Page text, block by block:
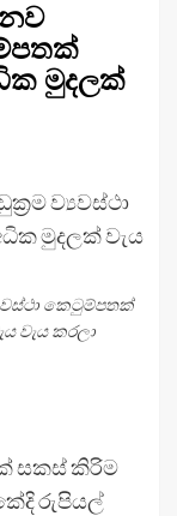
මුදලක්
කෙටුම්පතක්
වැය කරලා
සකස් කිරිම
රුපියල්